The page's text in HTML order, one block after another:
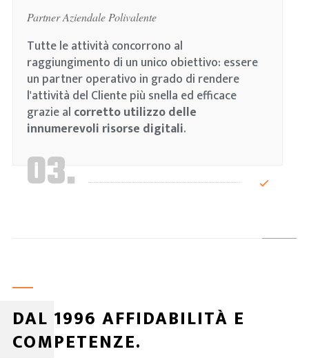
Partner Aziendale Polivalente
Tutte le attività concorrono al
raggiungimento di un unico obiettivo: essere
un partner operativo in grado di rendere
l'attività del Cliente più snella ed efficace
grazie al corretto utilizzo delle
innumerevoli risorse digitali.
03.
DAL 1996 AFFIDABILITÀ E
COMPETENZE.